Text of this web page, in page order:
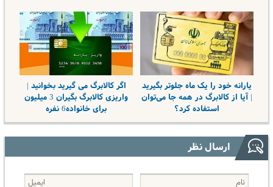
یارانه خود را یک ماه جلوتر بگیرید
| آیا از کالابرگ در همه جا می‌توان
استفاده کرد؟
اگر کالابرگ می گیرید بخوانید |
واریزی کالابرگ بگیران 3 میلیون
برای خانواده6 نفره
ارسال نظر